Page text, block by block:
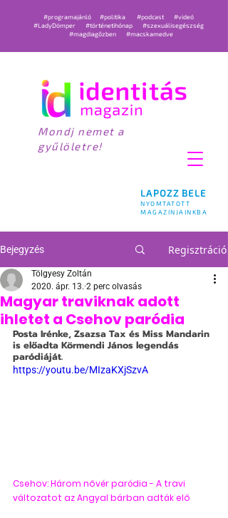
LAPOZZ BELE
NYOMTATOTT
MAGAZINJAINKBA
#programajánló #politika #podcast
#videó
#LadyDömper
#történetihónap
#szexuálisegészség
#magdiagőzben
#macskamedve
Mondj nemet a
gyűlöletre!
Bejegyzés Regisztráció
Magyar traviknak adott
ihletet a Csehov paródia
Tölgyesy Zoltán
2020. ápr. 13. 2 perc olvasás
Posta Irénke, Zsazsa Tax és Miss Mandarin
is előadta Körmendi János legendás
paródiáját.
https://youtu.be/MIzaKXjSzvA
Csehov: Három nővér paródia - A travi
változatot az Angyal bárban adták elő